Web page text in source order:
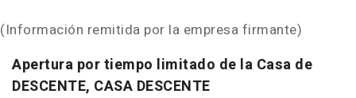
(Información remitida por la empresa firmante)
Apertura por tiempo limitado de la Casa de
DESCENTE, CASA DESCENTE